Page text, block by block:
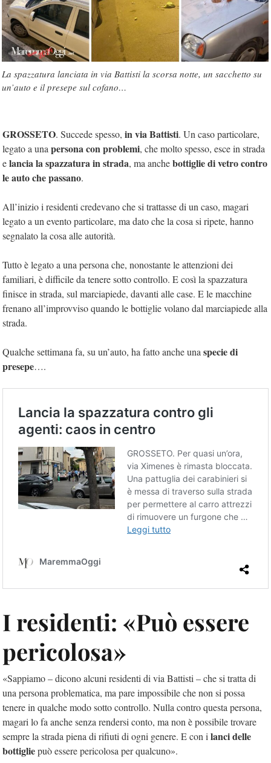
La spazzatura lanciata in via Battisti la scorsa notte, un sacchetto su
un’auto e il presepe sul cofano…
GROSSETO. Succede spesso, in via Battisti. Un caso particolare,
legato a una persona con problemi, che molto spesso, esce in strada
elancia la spazzatura in strada, ma anchebottiglie di vetro contro
le auto che passano.
All’inizio i residenti credevano che si trattasse di un caso, magari
legato a un evento particolare, ma dato che la cosa si ripete, hanno
segnalato la cosa alle autorità.
Tutto è legato a una persona che, nonostante le attenzioni dei
familiari, è difficile da tenere sotto controllo. E così la spazzatura
finisce in strada, sul marciapiede, davanti alle case. E le macchine
frenano all’improvviso quando le bottiglie volano dal marciapiede alla
strada.
Qualche settimana fa, su un’auto, ha fatto anche una specie di
presepe….
I residenti: «Può essere
pericolosa»
«Sappiamo – dicono alcuni residenti di via Battisti – che si tratta di
una persona problematica, ma pare impossibile che non si possa
tenere in qualche modo sotto controllo. Nulla contro questa persona,
magari lo fa anche senza rendersi conto, ma non è possibile trovare
sempre la strada piena di rifiuti di ogni genere. E con i lanci delle
bottigliepuò essere pericolosa per qualcuno».